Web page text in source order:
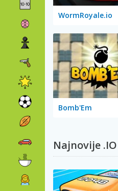
WormRoyale.io
Bomb'Em
Najnovije